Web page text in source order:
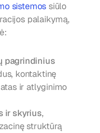
sistemos siūlo
palaikymą,
pagrindinius
kontaktinę
ir atlyginimo
ir skyrius,
struktūrą